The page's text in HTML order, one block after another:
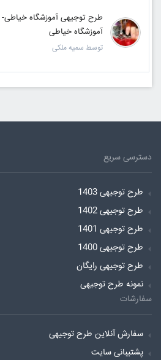
طرح توجیهی آموزشگاه
آموزشگاه خیاطی
توسط سمیه ملکی
دسترسی سریع
طرح توجیهی 1403
طرح توجیهی 1402
طرح توجیهی 1401
طرح توجیهی 1400
طرح توجیهی رایگان
نمونه طرح توجیهی
سفارشات
سفارش آنلاین طرح توجیهی
پشتیبانی سایت